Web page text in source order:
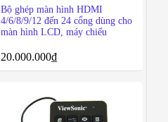
Bộ ghép màn hình HDMI
4/6/8/9/12 đến 24 cổng dùng cho
màn hình LCD, máy chiếu
20.000.000₫